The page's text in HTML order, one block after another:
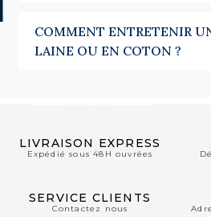
COMMENT ENTRETENIR
LAINE OU EN COTON ?
LIVRAISON EXPRESS
Expédié sous 48H ouvrées
SERVICE CLIENTS
Contactez nous